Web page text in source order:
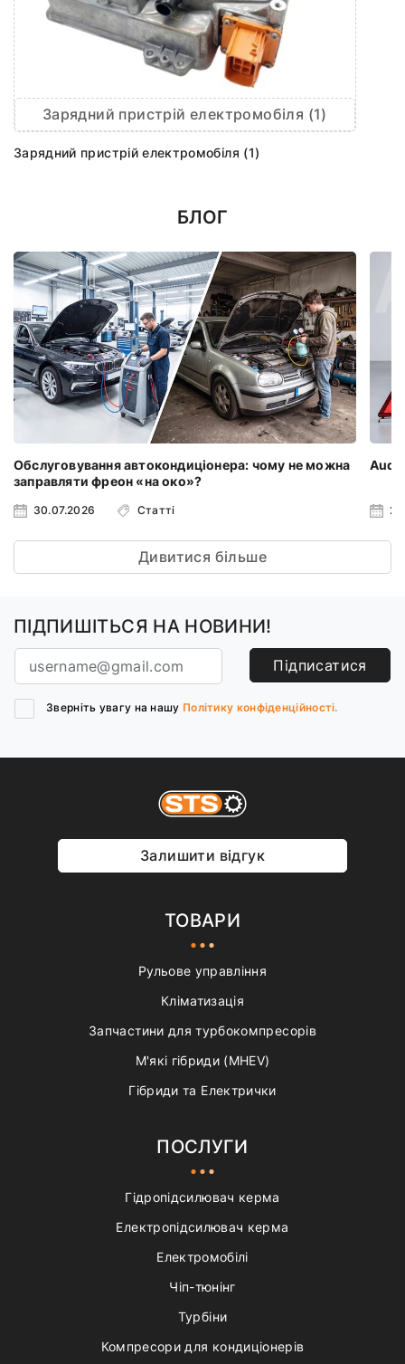
Зарядний пристрій електромобіля (1)
Зарядний пристрій електромобіля (1)
БЛОГ
Обслуговування автокондиціонера: чому не можна
заправляти фреон «на око»?
30.07.2026 Статті
Audi
Дивитися більше
ПІДПИШІТЬСЯ НА НОВИНИ!
Підписатися
Зверніть увагу на нашу Політику конфіденційності.
Залишити відгук
ТОВАРИ
Рульове управління
Кліматизація
Запчастини для турбокомпресорів
М'які гібриди (MHEV)
Гібриди та Електрички
ПОСЛУГИ
Гідропідсилювач керма
Електропідсилювач керма
Електромобілі
Чіп-тюнінг
Турбіни
Компресори для кондиціонерів